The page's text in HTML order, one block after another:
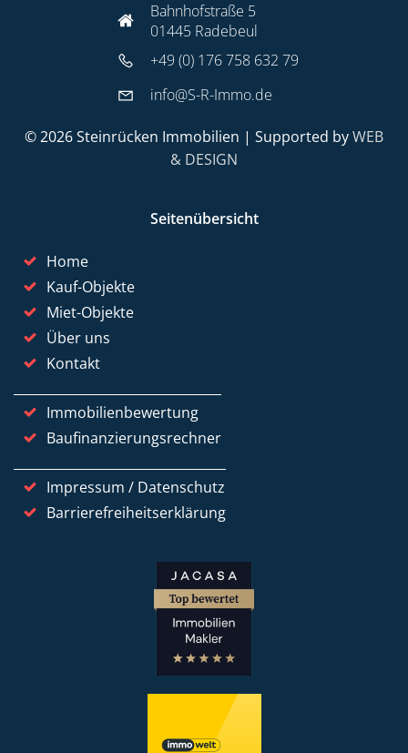
Bahnhofstraße 5
01445 Radebeul
+49 (0) 176 758 632 79
info@S-R-Immo.de
© 2026 Steinrücken Immobilien | Supported byWEB
& DESIGN
Seitenübersicht
Home
Kauf-Objekte
Miet-Objekte
Über uns
Kontakt
Immobilienbewertung
Baufinanzierungsrechner
Impressum / Datenschutz
Barrierefreiheitserklärung